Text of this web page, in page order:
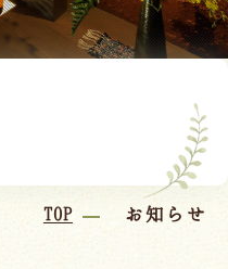
TOP お知らせ
吉川屋について
客室